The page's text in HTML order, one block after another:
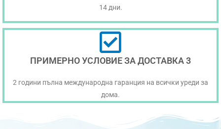
14 дни.
ПРИМЕРНО УСЛОВИЕ ЗА ДОСТАВКА 3
2 години пълна международна гаранция на всички уреди за
дома.